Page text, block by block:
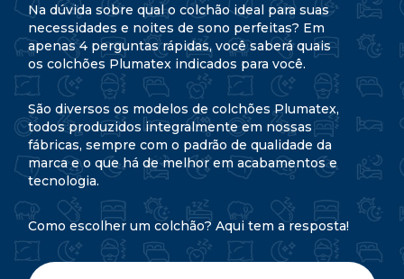
Na dúvida sobre qual o colchão ideal para suas
necessidades e noites de sono perfeitas? Em
apenas 4 perguntas rápidas, você saberá quais
os colchões Plumatex indicados para você.
São diversos os modelos de colchões Plumatex,
todos produzidos integralmente em nossas
fábricas, sempre com o padrão de qualidade da
marca e o que há de melhor em acabamentos e
tecnologia.
Como escolher um colchão? Aqui tem a resposta!